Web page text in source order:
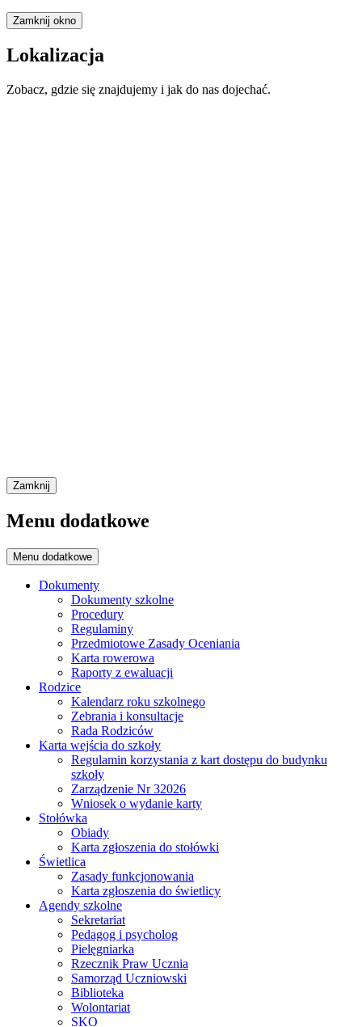
Zamknij okno
Lokalizacja
Zobacz, gdzie się znajdujemy i jak do nas dojechać.
Zamknij
Menu dodatkowe
Menu dodatkowe
Dokumenty
Dokumenty szkolne
Procedury
Regulaminy
Przedmiotowe Zasady Oceniania
Karta rowerowa
Raporty z ewaluacji
Rodzice
Kalendarz roku szkolnego
Zebrania i konsultacje
Rada Rodziców
Karta wejścia do szkoły
Regulamin korzystania z kart dostępu do budynku
szkoły
Zarządzenie Nr 32026
Wniosek o wydanie karty
Stołówka
Obiady
Karta zgłoszenia do stołówki
Świetlica
Zasady funkcjonowania
Karta zgłoszenia do świetlicy
Agendy szkolne
Sekretariat
Pedagog i psycholog
Pielęgniarka
Rzecznik Praw Ucznia
Samorząd Uczniowski
Biblioteka
Wolontariat
SKO